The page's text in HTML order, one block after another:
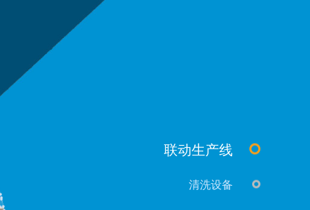
联动生产线
清洗设备